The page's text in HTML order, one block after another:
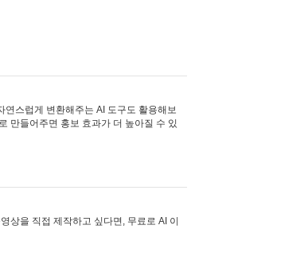
스럽게 변환해주는 AI 도구도 활용해보
만들어주면 홍보 효과가 더 높아질 수 있
상을 직접 제작하고 싶다면, 무료로 AI 이